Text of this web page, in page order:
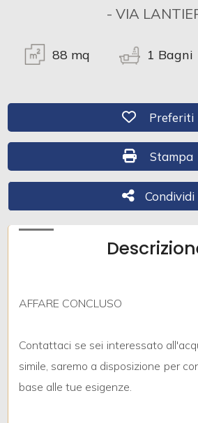
- VIA
88 mq 1 Bagni
Preferiti:
Preferiti
Stampa:
Stampa
Condividi
Condividi
AFFARE CONCLUSO
Contattaci se sei interessato
simile, saremo a disposizione per
base alle tue esigenze.
Terreni